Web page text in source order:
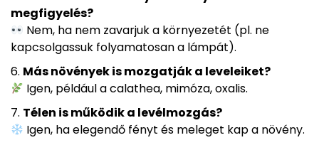
megfigyelés?
Nem, ha nem zavarjuk a környezetét (pl. ne
kapcsolgassuk folyamatosan a lámpát).
Más növények is mozgatják a leveleiket?
Igen, például a calathea, mimóza, oxalis.
Télen is működik a levélmozgás?
Igen, ha elegendő fényt és meleget kap a növény.